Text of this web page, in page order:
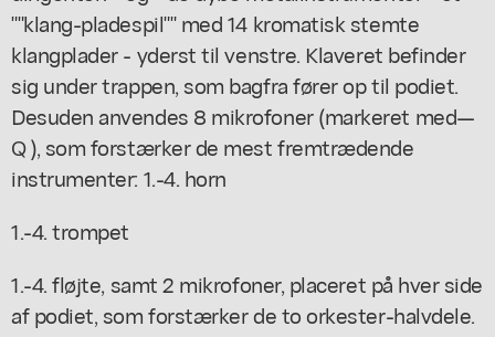
""klang-pladespil"" med 14 kromatisk stemte
klangplader - yderst til venstre. Klaveret befinder
sig under trappen, som bagfra fører op til podiet.
Desuden anvendes 8 mikrofoner (markeret med—
Q ), som forstærker de mest fremtrædende
instrumenter: 1.-4. horn
1.-4. trompet
1.-4. fløjte, samt 2 mikrofoner, placeret på hver side
af podiet, som forstærker de to orkester-halvdele.